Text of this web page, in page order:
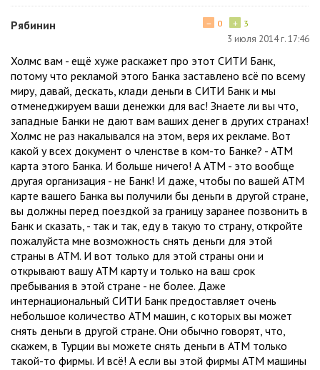
Рябинин + 3
− 0
3 июля 2014 г. 17:46
Холмс вам - ещё хуже раскажет про этот СИТИ Банк,
потому что рекламой этого Банка заставлено всё по всему
миру, давай, дескать, клади деньги в СИТИ Банк и мы
отменеджируем ваши денежки для вас! Знаете ли вы что,
западные Банки не дают вам ваших денег в других странах!
Холмс не раз накалывался на этом, веря их рекламе. Вот
какой у всех документ о членстве в ком-то Банке? - АТМ
карта этого Банка. И больше ничего! А АТМ - это вообще
другая организация - не Банк! И даже, чтобы по вашей АТМ
карте вашего Банка вы получили бы деньги в другой стране,
вы должны перед поездкой за границу заранее позвонить в
Банк и сказать, - так и так, еду в такую то страну, откройте
пожалуйста мне возможность снять деньги для этой
страны в АТМ. И вот только для этой страны они и
открывают вашу АТМ карту и только на ваш срок
пребывания в этой стране - не более. Даже
интернациональный СИТИ Банк предоставляет очень
небольшое количество АТМ машин, с которых вы может
снять деньги в другой стране. Они обычно говорят, что,
скажем, в Турции вы можете снять деньги в АТМ только
такой-то фирмы. И всё! А если вы этой фирмы АТМ машины